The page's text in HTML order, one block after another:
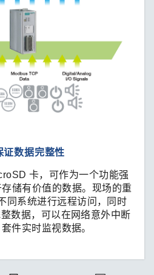
证数据完整性
卡，可作为一个功能强
储有价值的数据。现场的重
同系统进行远程访问，同时
数据，可以在网络意外中断
件实时监视数据。